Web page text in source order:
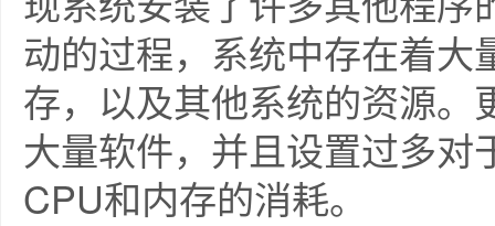
动的过程，系统中存在着
存，以及其他系统的资源
大量软件，并且设置过多
CPU和内存的消耗。